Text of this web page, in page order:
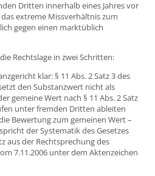
Dritten innerhalb eines Jahres vor
extreme Missverhältnis zum
gegen einen marktüblich
Rechtslage in zwei Schritten:
klar: § 11 Abs. 2 Satz 3 des
den Substanzwert nicht als
gemeine Wert nach § 11 Abs. 2 Satz
unter fremden Dritten ableiten
Bewertung zum gemeinen Wert –
der Systematik des Gesetzes
aus der Rechtsprechung des
7.11.2006 unter dem Aktenzeichen